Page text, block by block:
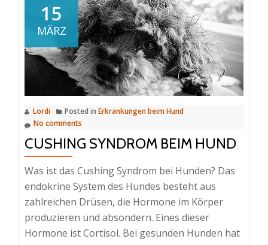
15
MÄRZ
Lordi Posted in Erkrankungen beim Hund
No comments
CUSHING SYNDROM BEIM HUND
Was ist das Cushing Syndrom bei Hunden? Das
endokrine System des Hundes besteht aus
zahlreichen Drüsen, die Hormone im Körper
produzieren und absondern. Eines dieser
Hormone ist Cortisol. Bei gesunden Hunden hat